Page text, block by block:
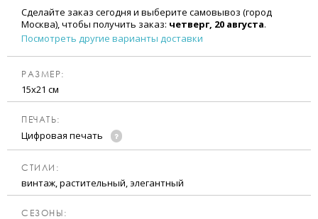
Сделайте заказ сегодня и выберите самовывоз (город
Москва), чтобы получить заказ: четверг, 20 августа.
Посмотреть другие варианты доставки
РАЗМЕР:
15х21 см
ПЕЧАТЬ:
Цифровая печать
CТИЛИ:
винтаж, растительный, элегантный
CЕЗОНЫ: